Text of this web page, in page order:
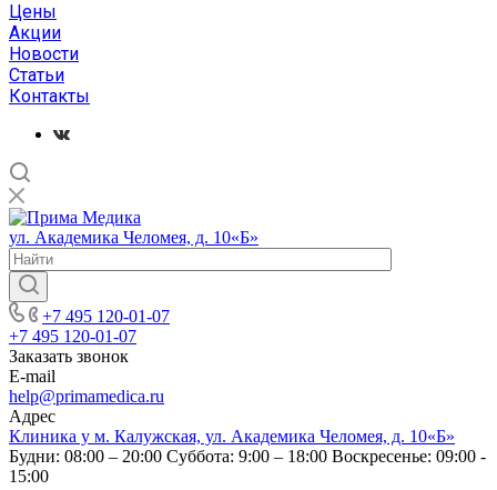
Цены
Акции
Новости
Статьи
Контакты
ул. Академика Челомея, д. 10«Б»
+7 495 120-01-07
+7 495 120-01-07
Заказать звонок
E-mail
help@primamedica.ru
Адрес
Клиника у м. Калужская, ул. Академика Челомея, д. 10«Б»
Будни: 08:00 – 20:00 Суббота: 9:00 – 18:00 Воскресенье: 09:00 -
15:00